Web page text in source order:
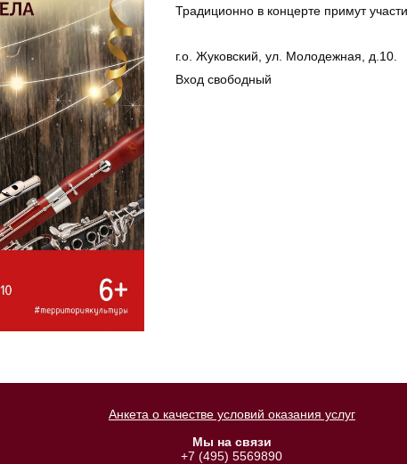
Традиционно в концерте примут
г.о. Жуковский, ул. Молодежная, д.10.
Вход свободный
Анкета о качестве условий оказания услуг
Мы на связи
+7 (495) 5569890